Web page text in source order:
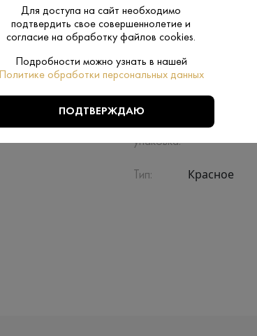
Производитель:
упаковка:
Тип: Красное
Для доступа на сайт необходимо
подтвердить свое совершеннолетие и
согласие на обработку файлов cookies.
Подробности можно узнать в нашей
Политике обработки персональных данных
ПОДТВЕРЖДАЮ